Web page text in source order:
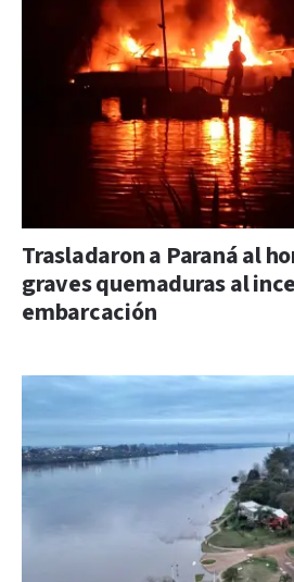
Trasladaron a Paraná al
graves quemaduras al
embarcación